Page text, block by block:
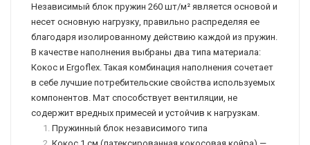
Независимый блок пружин 260 шт/м² является основой и
несет основную нагрузку, правильно распределяя ее
благодаря изолированному действию каждой из пружин.
В качестве наполнения выбраны два типа материала:
Кокос и Ergoflex. Такая комбинация наполнения сочетает
в себе лучшие потребительские свойства используемых
компонентов. Мат способствует вентиляции, не
содержит вредных примесей и устойчив к нагрузкам.
Пружинный блок независимого типа